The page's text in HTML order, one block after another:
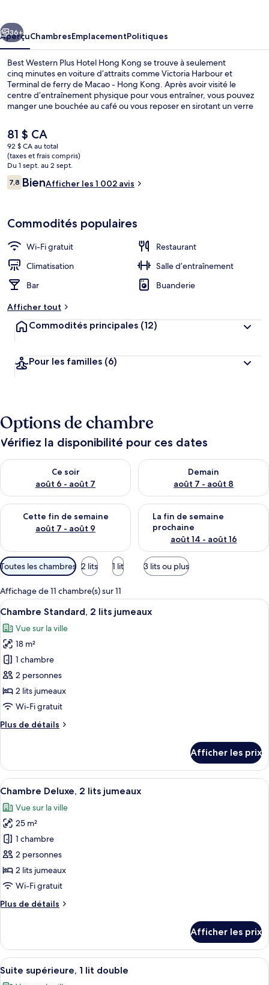
Hotel
Hong
Kong
Suivant
36+
AperçuChambresEmplacementPolitiques
Best Western Plus Hotel Hong Kong se trouve à seulement
cinq minutes en voiture d’attraits comme Victoria Harbour et
Terminal de ferry de Macao - Hong Kong. Après avoir visité le
centre d’entraînement physique pour vous entraîner, vous pouvez
manger une bouchée au café ou vous reposer en sirotant un verre
trouvent à seulement 5 minutes en voiture. Les autres voyageurs
apprécient le personnel serviable et l’emplacement. Le transport en
commun se trouve à quelques minutes de marche : Water Street
Tram Stop est à quelques pas et Western Street Tram Stop se
trouve à 3 minutes.
Le
prix
actuel
est
de 81 $ CA
81 $ CA
92 $ CA au total
(taxes et frais compris)
Du 1 sept. au 2 sept.
Avis
7,87,8 sur 10 –
BienAfficher les 1 002 avis
Commodités populaires
Wi-Fi gratuit
Restaurant
Climatisation
Salle d’entraînement
Bar
Buanderie
Afficher tout
Commodités principales (12)
Pour les familles (6)
Options de chambre
Vérifiez la disponibilité pour ces dates
Ce soir
août 6 - août 7
Vérifier la disponibilité pour ce soir août 6 - août 7
Demain
août 7 - août 8
Vérifier la disponibilité pour
Cette fin de semaine
août 7 - août 9
Vérifier la disponibilité pour cette fin de semaine août 7 -
La fin de semaine
prochaine
août 14 - août 16
Vérifier la disponibilité pour
Filtres
disponibles
pour
les
chambres
Toutes les chambres 2 lits 1 lit 3 lits ou plus
Affichage de 11 chambre(s) sur 11
Afficher
toutes
les
photos
pour
ce
type
de
chambre :
Chambre
lits
jumeaux
Une chambre d’hôtel avec deux
4
Chambre Standard, 2 lits jumeaux
Vue sur la ville
18 m²
1 chambre
2 personnes
2 lits jumeaux
Wi-Fi gratuit
Plus de détails
Plus
Chambre
Standard,
2
jumeaux
Afficher les prix
Afficher
toutes
les
photos
pour
ce
type
de
chambre :
Chambre
lits
jumeaux
Une chambre d’hôtel avec deux lits,
4
Chambre Deluxe, 2 lits jumeaux
Vue sur la ville
25 m²
1 chambre
2 personnes
2 lits jumeaux
Wi-Fi gratuit
Plus de détails
Plus
Chambre
Deluxe,
2
Afficher les prix
Afficher
toutes
Suite supérieure, 1 lit double | Aire
4
Suite supérieure, 1 lit double